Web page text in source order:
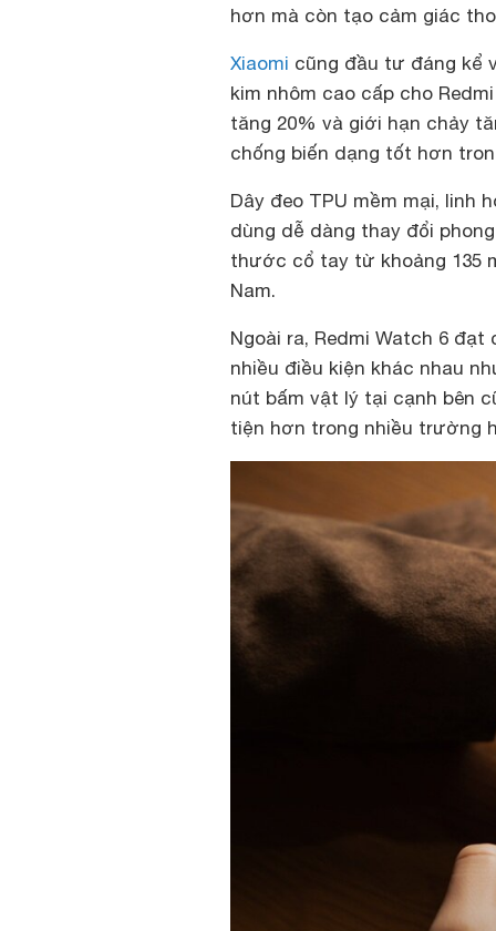
hơn mà còn tạo cảm giác
Xiaomi cũng đầu tư đáng kể
kim nhôm cao cấp cho
tăng 20% và giới hạn chảy
chống biến dạng tốt hơn
Dây đeo TPU mềm mại, linh
dùng dễ dàng thay đổi
thước cổ tay từ khoảng 135
Nam.
Ngoài ra, Redmi Watch 6
nhiều điều kiện khác nhau
nút bấm vật lý tại cạnh bên
tiện hơn trong nhiều trường